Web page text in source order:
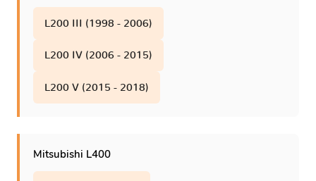
L200 III (1998 - 2006)
L200 IV (2006 - 2015)
L200 V (2015 - 2018)
Mitsubishi L400